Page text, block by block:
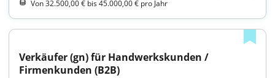
Von 32.500,00 € bis 45.000,00 € pro Jahr
Verkäufer (gn) für Handwerkskunden /
Firmenkunden (B2B)